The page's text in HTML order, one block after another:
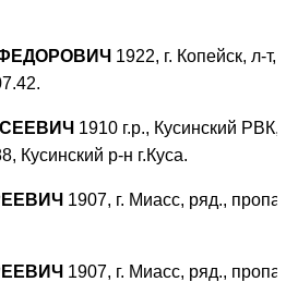
1922, г. Копейск, л-т,
1910 г.р., Кусинский РВК,
Кусинский р-н г.Куса.
1907, г. Миасс, ряд.,
1907, г. Миасс, ряд.,